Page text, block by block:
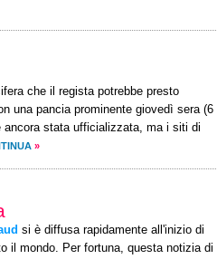
che il regista potrebbe presto
una pancia prominente giovedì sera (6
ancora stata ufficializzata, ma i siti di
»
si è diffusa rapidamente all'inizio di
il mondo. Per fortuna, questa notizia di